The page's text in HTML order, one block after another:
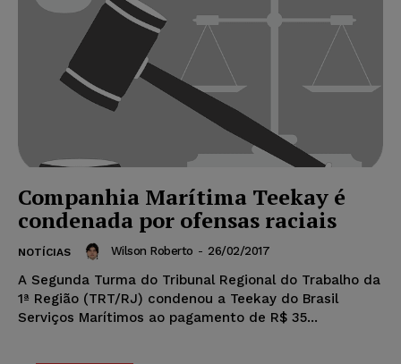
Companhia Marítima Teekay é
condenada por ofensas raciais
NOTÍCIAS Wilson Roberto - 26/02/2017
A Segunda Turma do Tribunal Regional do Trabalho da
1ª Região (TRT/RJ) condenou a Teekay do Brasil
Serviços Marítimos ao pagamento de R$ 35...